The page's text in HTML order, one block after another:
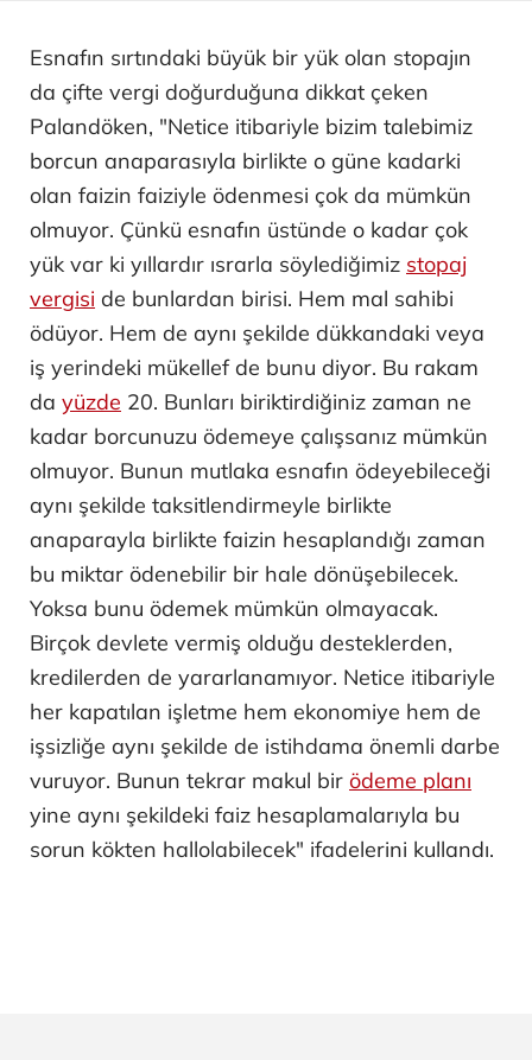
Esnafın sırtındaki büyük bir yük olan stopajın
da çifte vergi doğurduğuna dikkat çeken
Palandöken, "Netice itibariyle bizim talebimiz
borcun anaparasıyla birlikte o güne kadarki
olan faizin faiziyle ödenmesi çok da mümkün
olmuyor. Çünkü esnafın üstünde o kadar çok
yük var ki yıllardır ısrarla söylediğimiz stopaj
vergisi de bunlardan birisi. Hem mal sahibi
ödüyor. Hem de aynı şekilde dükkandaki veya
iş yerindeki mükellef de bunu diyor. Bu rakam
da yüzde 20. Bunları biriktirdiğiniz zaman ne
kadar borcunuzu ödemeye çalışsanız mümkün
olmuyor. Bunun mutlaka esnafın ödeyebileceği
aynı şekilde taksitlendirmeyle birlikte
anaparayla birlikte faizin hesaplandığı zaman
bu miktar ödenebilir bir hale dönüşebilecek.
Yoksa bunu ödemek mümkün olmayacak.
Birçok devlete vermiş olduğu desteklerden,
kredilerden de yararlanamıyor. Netice itibariyle
her kapatılan işletme hem ekonomiye hem de
işsizliğe aynı şekilde de istihdama önemli darbe
vuruyor. Bunun tekrar makul bir ödeme planı
yine aynı şekildeki faiz hesaplamalarıyla bu
sorun kökten hallolabilecek" ifadelerini kullandı.